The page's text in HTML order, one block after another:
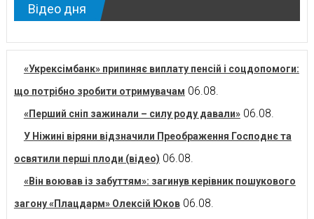
Відео дня
«Укрексімбанк» припиняє виплату пенсій і соцдопомоги:
що потрібно зробити отримувачам 06.08.
«Перший сніп зажинали – силу роду давали» 06.08.
У Ніжині віряни відзначили Преображення Господнє та
освятили перші плоди (відео) 06.08.
«Він воював із забуттям»: загинув керівник пошукового
загону «Плацдарм» Олексій Юков 06.08.